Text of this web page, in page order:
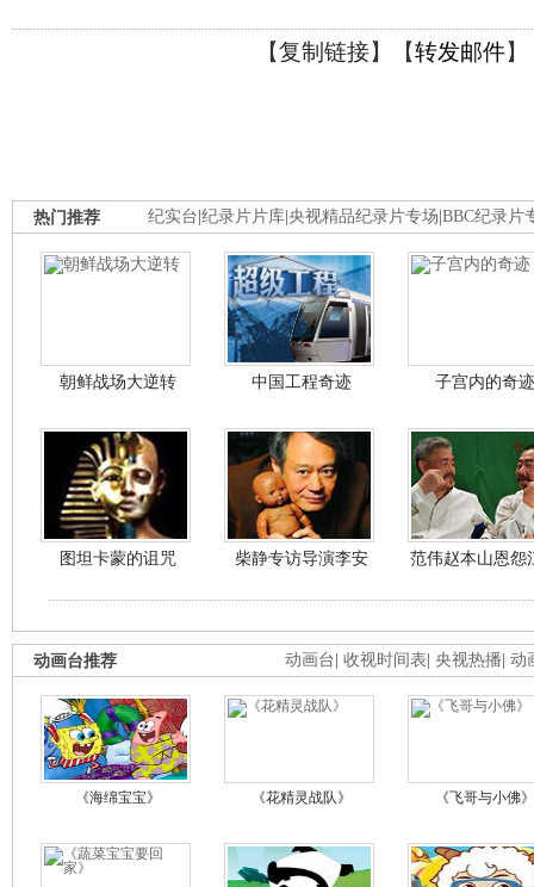
【复制链接】【转发邮件】
纪实台 纪录片片库 央视精品纪录片专场 BBC纪录片
热门推荐
朝鲜战场大逆转 中国工程奇迹 子宫内的奇迹
图坦卡蒙的诅咒 柴静专访导演李安 范伟赵本山恩怨
动画台 收视时间表 央视热播 动
动画台推荐
《海绵宝宝》 《花精灵战队》 《飞哥与小佛》